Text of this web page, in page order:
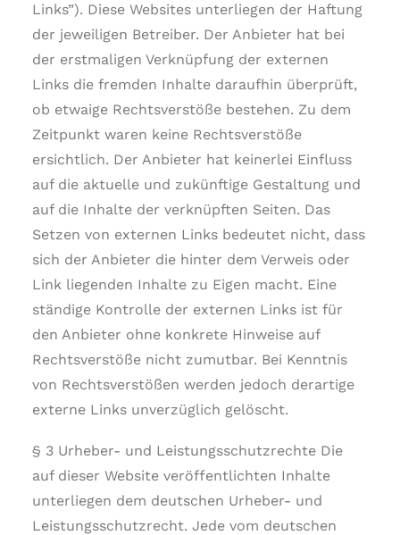
Links”). Diese Websites unterliegen der Haftung
der jeweiligen Betreiber. Der Anbieter hat bei
der erstmaligen Verknüpfung der externen
Links die fremden Inhalte daraufhin überprüft,
ob etwaige Rechtsverstöße bestehen. Zu dem
Zeitpunkt waren keine Rechtsverstöße
ersichtlich. Der Anbieter hat keinerlei Einfluss
auf die aktuelle und zukünftige Gestaltung und
auf die Inhalte der verknüpften Seiten. Das
Setzen von externen Links bedeutet nicht, dass
sich der Anbieter die hinter dem Verweis oder
Link liegenden Inhalte zu Eigen macht. Eine
ständige Kontrolle der externen Links ist für
den Anbieter ohne konkrete Hinweise auf
Rechtsverstöße nicht zumutbar. Bei Kenntnis
von Rechtsverstößen werden jedoch derartige
externe Links unverzüglich gelöscht.
§ 3 Urheber- und Leistungsschutzrechte Die
auf dieser Website veröffentlichten Inhalte
unterliegen dem deutschen Urheber- und
Leistungsschutzrecht. Jede vom deutschen